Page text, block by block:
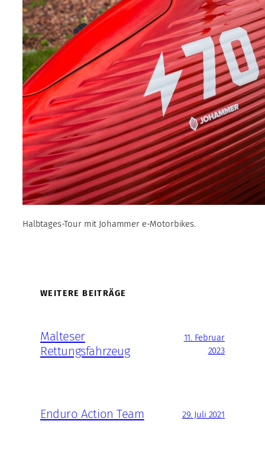
Halbtages-Tour mit Johammer e-Motorbikes.
WEITERE BEITRÄGE
Malteser
Rettungsfahrzeug
11. Februar
2023
Enduro Action Team 29. Juli 2021